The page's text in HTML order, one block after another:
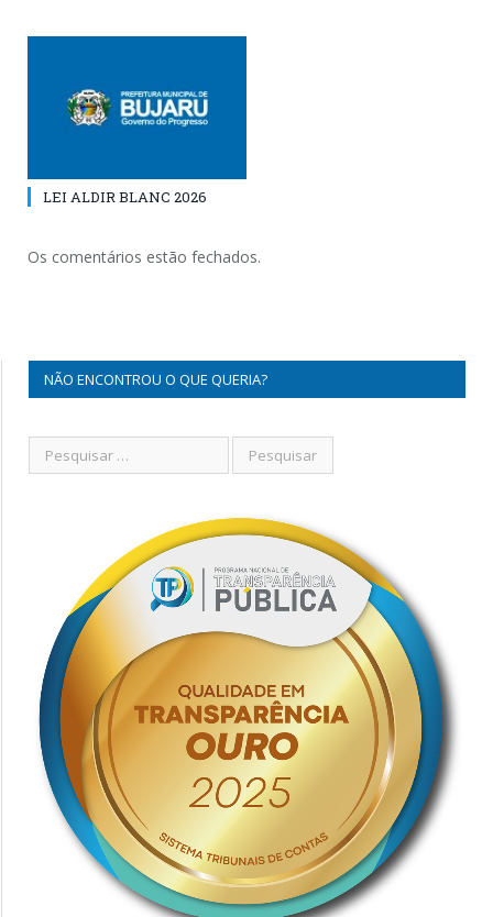
LEI ALDIR BLANC 2026
Os comentários estão fechados.
NÃO ENCONTROU O QUE QUERIA?